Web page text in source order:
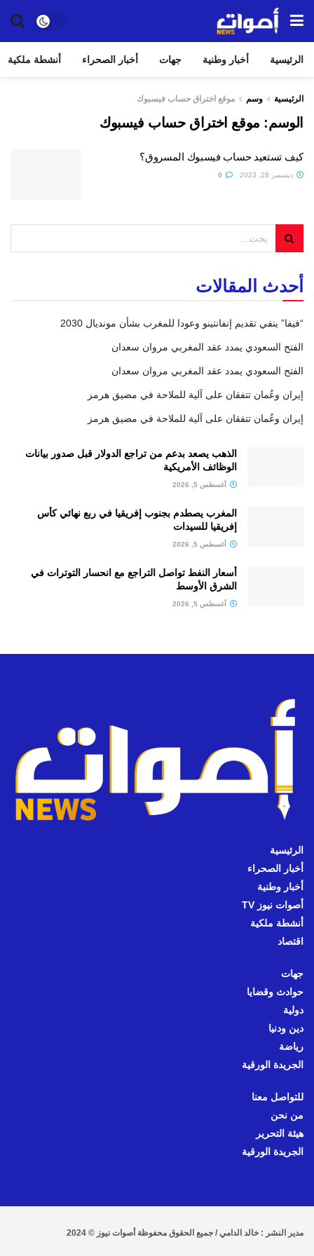
الرئيسية أخبار وطنية جهات أخبار الصحراء أنشطة ملكية
الرئيسية وسم موقع اختراق حساب فيسبوك
الوسم: موقع اختراق حساب فيسبوك
كيف تستعيد حساب فيسبوك المسروق؟
ديسمبر 28, 2023
أحدث المقالات
“فيفا” ينفي تقديم إنفانتينو وعودا للمغرب بشأن مونديال 2030
الفتح السعودي يمدد عقد المغربي مروان سعدان
الفتح السعودي يمدد عقد المغربي مروان سعدان
إيران وعُمان تتفقان على آلية للملاحة في مضيق هرمز
إيران وعُمان تتفقان على آلية للملاحة في مضيق هرمز
الذهب يصعد بدعم من تراجع الدولار قبل صدور بيانات
الوظائف الأمريكية
أغسطس 5, 2026
المغرب يصطدم بجنوب إفريقيا في ربع نهائي كأس
إفريقيا للسيدات
أغسطس 5, 2026
أسعار النفط تواصل التراجع مع انحسار التوترات في
الشرق الأوسط
أغسطس 5, 2026
الرئيسية
أخبار الصحراء
أخبار وطنية
أصوات نيوز TV
أنشطة ملكية
اقتصاد
جهات
حوادث وقضايا
دولية
دين ودنيا
رياضة
الجريدة الورقية
للتواصل معنا
من نحن
هيئة التحرير
الجريدة الورقية
مدير النشر : خالد الدامي / جميع الحقوق محفوظة أصوات نيوز © 2024